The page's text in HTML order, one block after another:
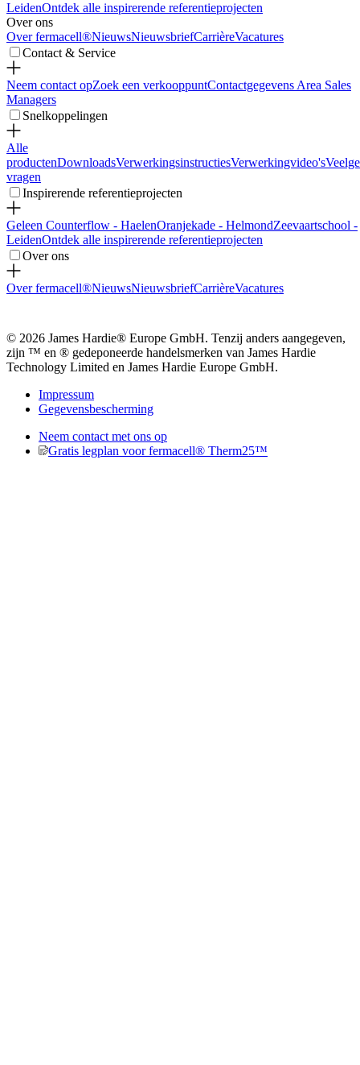
LeidenOntdek alle inspirerende referentieprojecten
Over ons
Over fermacell®NieuwsNieuwsbriefCarrièreVacatures
Contact & Service
Neem contact opZoek een verkooppuntContactgegevens Area Sales
Managers
Snelkoppelingen
Alle
productenDownloadsVerwerkingsinstructiesVerwerkingvideo's
vragen
Inspirerende referentieprojecten
Geleen Counterflow - HaelenOranjekade - HelmondZeevaartschool -
LeidenOntdek alle inspirerende referentieprojecten
Over ons
Over fermacell®NieuwsNieuwsbriefCarrièreVacatures
© 2026 James Hardie® Europe GmbH. Tenzij anders aangegeven,
zijn ™ en ® gedeponeerde handelsmerken van James Hardie
Technology Limited en James Hardie Europe GmbH.
Impressum
Gegevensbescherming
Neem contact met ons op
Gratis legplan voor fermacell® Therm25™